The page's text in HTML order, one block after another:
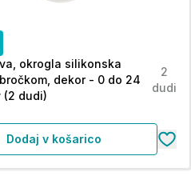
okrogla silikonska
dekor - 0 do 24
(2 dudi)
2
dudi
Dodaj v košarico